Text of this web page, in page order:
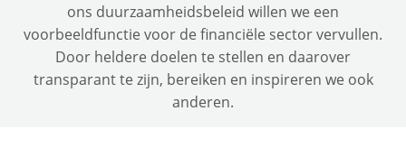
ons duurzaamheidsbeleid willen we een
voorbeeldfunctie voor de financiële sector vervullen.
Door heldere doelen te stellen en daarover
transparant te zijn, bereiken en inspireren we ook
anderen.